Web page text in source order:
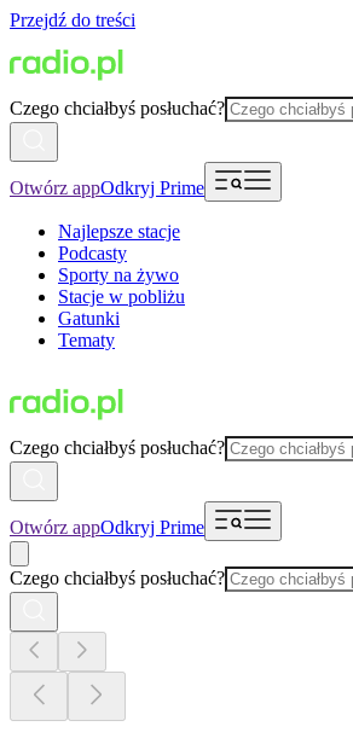
Przejdź do treści
Czego chciałbyś posłuchać?
Otwórz appOdkryj Prime
Najlepsze stacje
Podcasty
Sporty na żywo
Stacje w pobliżu
Gatunki
Tematy
Czego chciałbyś posłuchać?
Otwórz appOdkryj Prime
Czego chciałbyś posłuchać?